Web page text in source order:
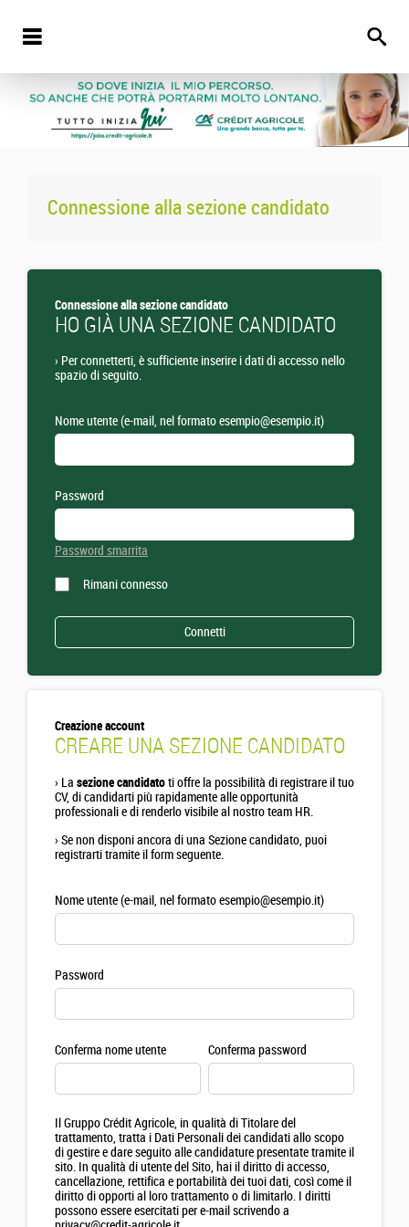
Connessione alla sezione candidato
HO GIÀ UNA SEZIONE CANDIDATO
› Per connetterti, è sufficiente inserire i dati di accesso nello
spazio di seguito.
Connessione alla sezione candidato
Nome utente (e-mail, nel formato esempio@esempio.it)
Password
Rimani connesso
Password smarrita
CREARE UNA SEZIONE CANDIDATO
› La sezione candidatoti offre la possibilità di registrare il tuo
CV, di candidarti più rapidamente alle opportunità
professionali e di renderlo visibile al nostro team HR.
› Se non disponi ancora di una Sezione candidato, puoi
registrarti tramite il form seguente.
Creazione account
Nome utente (e-mail, nel formato esempio@esempio.it)
Password
Conferma nome utente Conferma password
Il Gruppo Crédit Agricole, in qualità di Titolare del
trattamento, tratta i Dati Personali dei candidati allo scopo
di gestire e dare seguito alle candidature presentate tramite il
sito. In qualità di utente del Sito, hai il diritto di accesso,
cancellazione, rettifica e portabilità dei tuoi dati, così come il
diritto di opporti al loro trattamento o di limitarlo. I diritti
possono essere esercitati per e-mail scrivendo a